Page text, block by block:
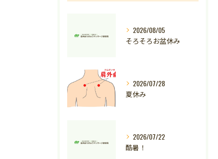
2026/08/05
そろそろお盆休み
2026/07/28
夏休み
2026/07/22
酷暑！